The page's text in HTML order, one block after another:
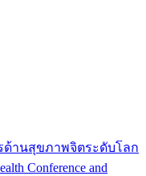
ด้านสุขภาพจิตระดับโลก
Conference and